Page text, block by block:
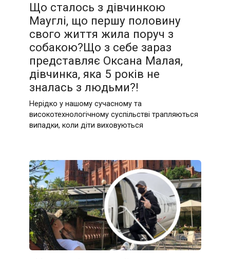
Що сталось з дівчинкою
Мауглі, що першу половину
свого життя жила поруч з
собакою?Що з себе зараз
представляє Оксана Малая,
дівчинка, яка 5 років не
зналась з людьми?!
Нерідко у нашому сучасному та
високотехнологічному суспільстві трапляються
випадки, коли діти виховуються